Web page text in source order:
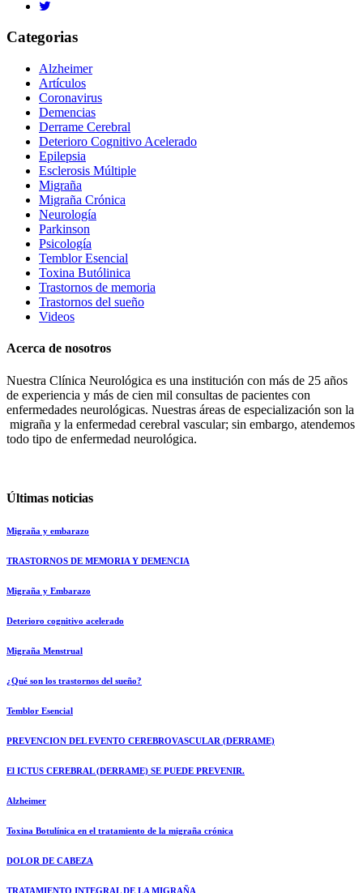
Categorias
Alzheimer
Artículos
Coronavirus
Demencias
Derrame Cerebral
Deterioro Cognitivo Acelerado
Epilepsia
Esclerosis Múltiple
Migraña
Migraña Crónica
Neurología
Parkinson
Psicología
Temblor Esencial
Toxina Butólinica
Trastornos de memoria
Trastornos del sueño
Videos
Acerca de nosotros
Nuestra Clínica Neurológica es una institución con más de 25 años
de experiencia y más de cien mil consultas de pacientes con
enfermedades neurológicas. Nuestras áreas de especialización son la
migraña y la enfermedad cerebral vascular; sin embargo, atendemos
todo tipo de enfermedad neurológica.
Últimas noticias
Migraña y embarazo
TRASTORNOS DE MEMORIA Y DEMENCIA
Migraña y Embarazo
Deterioro cognitivo acelerado
Migraña Menstrual
¿Qué son los trastornos del sueño?
Temblor Esencial
PREVENCION DEL EVENTO CEREBROVASCULAR (DERRAME)
El ICTUS CEREBRAL (DERRAME) SE PUEDE PREVENIR.
Alzheimer
Toxina Botulínica en el tratamiento de la migraña crónica
DOLOR DE CABEZA
TRATAMIENTO INTEGRAL DE LA MIGRAÑA